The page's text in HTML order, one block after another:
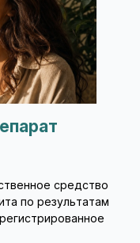
средство
по результатам